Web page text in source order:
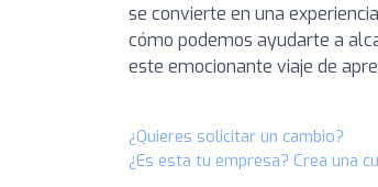
se convierte en una
cómo podemos ayudarte a
este emocionante viaje de
¿Quieres solicitar un cambio?
¿Es esta tu empresa? Crea una